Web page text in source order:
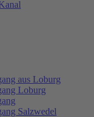
aus Loburg
Loburg
Salzwedel